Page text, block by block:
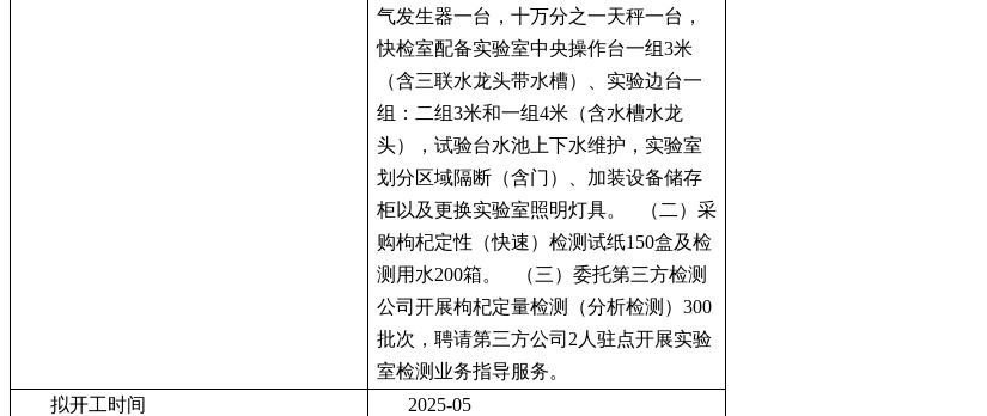
气发生器一台，十万分之一天秤一台，
快检室配备实验室中央操作台一组3米
（含三联水龙头带水槽）、实验边台一
组：二组3米和一组4米（含水槽水龙
头），试验台水池上下水维护，实验室
划分区域隔断（含门）、加装设备储存
柜以及更换实验室照明灯具。 （二）采
购枸杞定性（快速）检测试纸150盒及检
测用水200箱。 （三）委托第三方检测
公司开展枸杞定量检测（分析检测）300
批次，聘请第三方公司2人驻点开展实验
室检测业务指导服务。
拟开工时间
2025-05